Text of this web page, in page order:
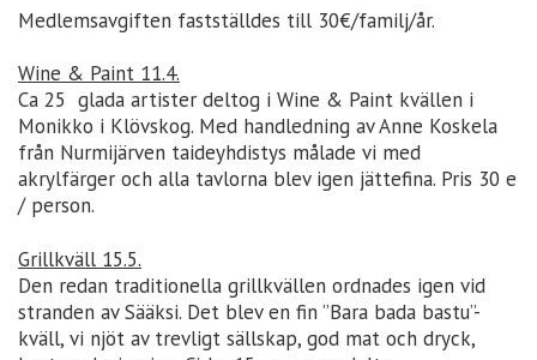
Medlemsavgiften fastställdes till 30€/familj/år.
Wine & Paint 11.4.
Ca 25 glada artister deltog i Wine & Paint kvällen i
Monikko i Klövskog. Med handledning av Anne Koskela
från Nurmijärven taideyhdistys målade vi med
akrylfärger och alla tavlorna blev igen jättefina. Pris 30 e
/ person.
Grillkväll 15.5.
Den redan traditionella grillkvällen ordnades igen vid
stranden av Sääksi. Det blev en fin ”Bara bada bastu”-
kväll, vi njöt av trevligt sällskap, god mat och dryck,